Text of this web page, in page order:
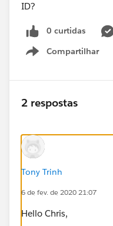
ID?
0 curtidas
Compartilhar
Show menu
2 respostas
Tony Trinh
6 de fev. de 2020 21:07
Hello Chris,